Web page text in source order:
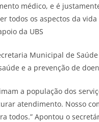
médico, e é
todos os aspectos da
da UBS
Municipal de
e a prevenção de
a população dos
atendimento. Nosso
todos.” Apontou o